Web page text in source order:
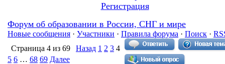
Регистрация
Форум об образовании в России, СНГ и мире
Новые сообщения · Участники · Правила форума · Поиск ·
Страница 4 из 69 Назад 1 2 3 4
5 6 … 68 69 Далее